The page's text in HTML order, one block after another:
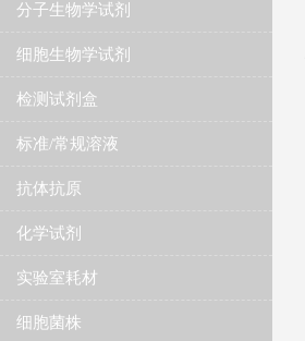
分子生物学试剂
细胞生物学试剂
检测试剂盒
标准/常规溶液
抗体抗原
化学试剂
实验室耗材
细胞菌株